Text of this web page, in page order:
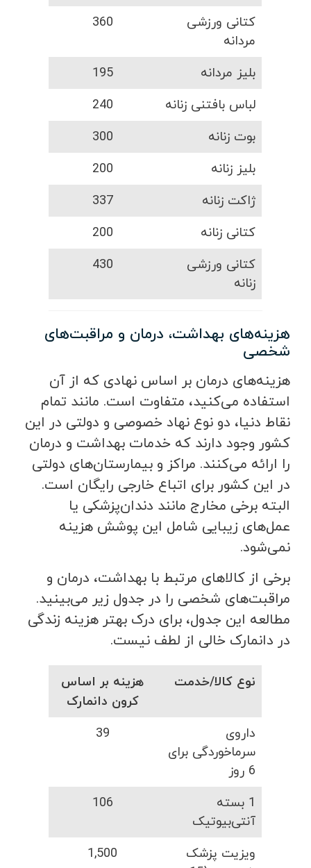
کتانی ورزشی
مردانه
360
بلیز مردانه
195
لباس بافتنی زنانه
240
بوت زنانه
300
بلیز زنانه
200
ژاکت زنانه
337
کتانی زنانه
200
کتانی ورزشی
زنانه
430
هزینه‌های بهداشت، درمان و مراقبت‌های
شخصی
هزینه‌های درمان بر اساس نهادی که از آن
استفاده می‌کنید، متفاوت است. مانند تمام
نقاط دنیا، دو نوع نهاد خصوصی و دولتی در این
کشور وجود دارند که خدمات بهداشت و درمان
را ارائه می‌کنند. مراکز و بیمارستان‌های دولتی
در این کشور برای اتباع خارجی رایگان است.
البته برخی مخارج مانند دندان‌پزشکی یا
عمل‌های زیبایی شامل این پوشش هزینه
نمی‌شود.
برخی از کالاهای مرتبط با بهداشت، درمان و
مراقبت‌های شخصی را در جدول زیر می‌بینید.
مطالعه این جدول، برای درک بهتر هزینه زندگی
در دانمارک خالی ‌از لطف نیست.
نوع کالا/خدمت
هزینه بر اساس
کرون دانمارک
داروی
سرماخوردگی برای
6 روز
39
1 بسته
آنتی‌بیوتیک
106
ویزیت پزشک
1,500